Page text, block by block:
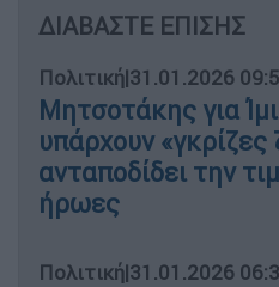
ΔΙΑΒΑΣΤΕ ΕΠΙΣΗΣ
Πολιτική|31.01.2026
Μητσοτάκης για
υπάρχουν
ανταποδίδει την
ήρωες
Πολιτική|31.01.2026